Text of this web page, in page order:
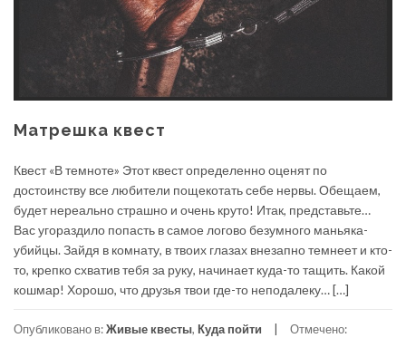
Матрешка квест
Квест «В темноте» Этот квест определенно оценят по
достоинству все любители пощекотать себе нервы. Обещаем,
будет нереально страшно и очень круто! Итак, представьте…
Вас угораздило попасть в самое логово безумного маньяка-
убийцы. Зайдя в комнату, в твоих глазах внезапно темнеет и кто-
то, крепко схватив тебя за руку, начинает куда-то тащить. Какой
кошмар! Хорошо, что друзья твои где-то неподалеку… […]
Опубликовано в:Живые квесты, Куда пойти Отмечено: